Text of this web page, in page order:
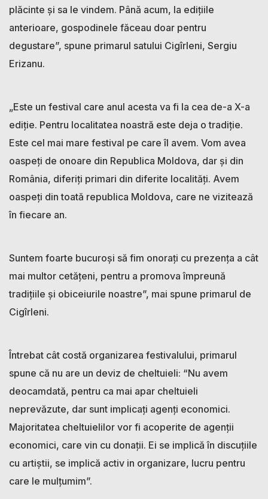
plăcinte și sa le vindem. Până acum, la edițiile
anterioare, gospodinele făceau doar pentru
degustare”, spune primarul satului Cigîrleni, Sergiu
Erizanu.
„Este un festival care anul acesta va fi la cea de-a X-a
ediție. Pentru localitatea noastră este deja o tradiție.
Este cel mai mare festival pe care îl avem. Vom avea
oaspeți de onoare din Republica Moldova, dar și din
România, diferiți primari din diferite localități. Avem
oaspeți din toată republica Moldova, care ne vizitează
în fiecare an.
Suntem foarte bucuroși să fim onorați cu prezența a cât
mai multor cetățeni, pentru a promova împreună
tradițiile și obiceiurile noastre”, mai spune primarul de
Cigîrleni.
Întrebat cât costă organizarea festivalului, primarul
spune că nu are un deviz de cheltuieli: “Nu avem
deocamdată, pentru ca mai apar cheltuieli
neprevăzute, dar sunt implicați agenți economici.
Majoritatea cheltuielilor vor fi acoperite de agenții
economici, care vin cu donații. Ei se implică în discuțiile
cu artiștii, se implică activ in organizare, lucru pentru
care le mulțumim”.